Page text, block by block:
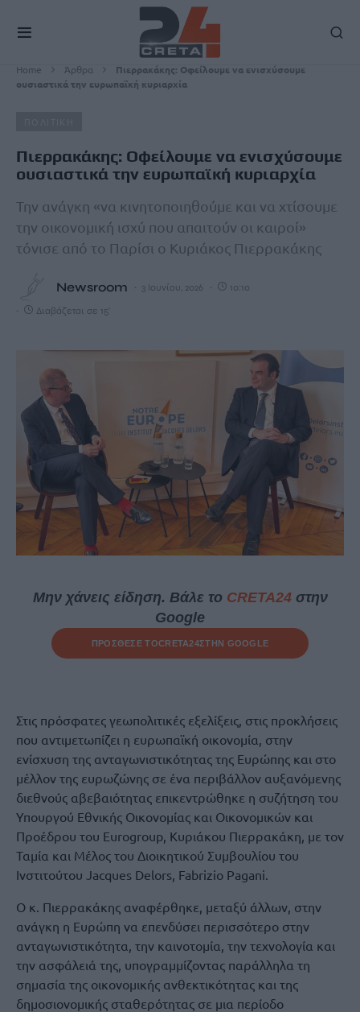
Home Άρθρα
Πιερρακάκης: Οφείλουμε να ενισχύσουμε
ουσιαστικά την ευρωπαϊκή κυριαρχία
Πιερρακάκης: Οφείλουμε να ενισχύσουμε
ουσιαστικά την ευρωπαϊκή κυριαρχία
Την ανάγκη «να κινητοποιηθούμε και να χτίσουμε
την οικονομική ισχύ που απαιτούν οι καιροί»
τόνισε από το Παρίσι ο Κυριάκος Πιερρακάκης
Newsroom 3 Ιουνίου, 2026 10:10
Διαβάζεται σε 15'
Μην χάνεις είδηση. Βάλε το CRETA24στην
Google
ΠΡΟΣΘΕΣΕ ΤΟCRETA24ΣΤΗΝ GOOGLE
Στις πρόσφατες γεωπολιτικές εξελίξεις, στις προκλήσεις
που αντιμετωπίζει η ευρωπαϊκή οικονομία, στην
ενίσχυση της ανταγωνιστικότητας της Ευρώπης και στο
μέλλον της ευρωζώνης σε ένα περιβάλλον αυξανόμενης
διεθνούς αβεβαιότητας επικεντρώθηκε η συζήτηση του
Υπουργού Εθνικής Οικονομίας και Οικονομικών και
Προέδρου του Eurogroup, Κυριάκου Πιερρακάκη, με τον
Ταμία και Μέλος του Διοικητικού Συμβουλίου του
Ινστιτούτου Jacques Delors, Fabrizio Pagani.
Ο κ. Πιερρακάκης αναφέρθηκε, μεταξύ άλλων, στην
ανάγκη η Ευρώπη να επενδύσει περισσότερο στην
ανταγωνιστικότητα, την καινοτομία, την τεχνολογία και
την ασφάλειά της, υπογραμμίζοντας παράλληλα τη
σημασία της οικονομικής ανθεκτικότητας και της
δημοσιονομικής σταθερότητας σε μια περίοδο